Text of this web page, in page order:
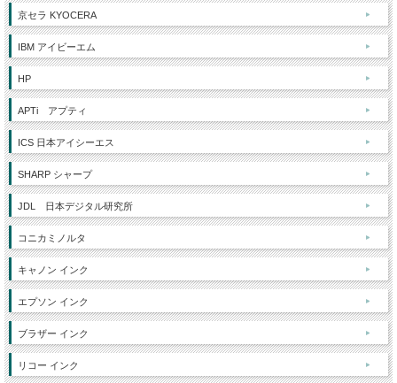
京セラ KYOCERA
IBM アイビーエム
HP
APTi アプティ
ICS 日本アイシーエス
SHARP シャープ
JDL 日本デジタル研究所
コニカミノルタ
キャノン インク
エプソン インク
ブラザー インク
リコー インク